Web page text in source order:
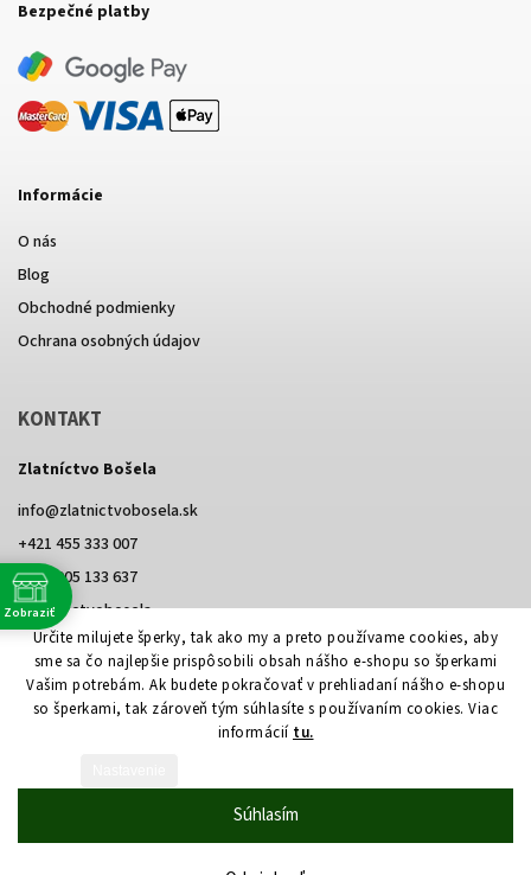
Určite milujete šperky, tak ako my a preto používame cookies, aby
sme sa čo najlepšie prispôsobili obsah nášho e-shopu so šperkami
Vašim potrebám. Ak budete pokračovať v prehliadaní nášho e-shopu
so šperkami, tak zároveň tým súhlasíte s používaním cookies. Viac
informácií tu.
Súhlasím
Bezpečné platby
Informácie
O nás
Blog
Obchodné podmienky
Ochrana osobných údajov
KONTAKT
Zlatníctvo Bošela
info@zlatnictvobosela.sk
+421 455 333 007
+421 905 133 637
@zlatnictvobosela
FacebookInstagram@zlatnictvobosela
Copyright 2026Zlatníctvo Bošela. Všetky práva vyhradené.
Upraviť nastavenie cookies
Grafický návrh vytvořil a nakódovalShoptak.cz
Netmedia s.r.o.
Zobraziť